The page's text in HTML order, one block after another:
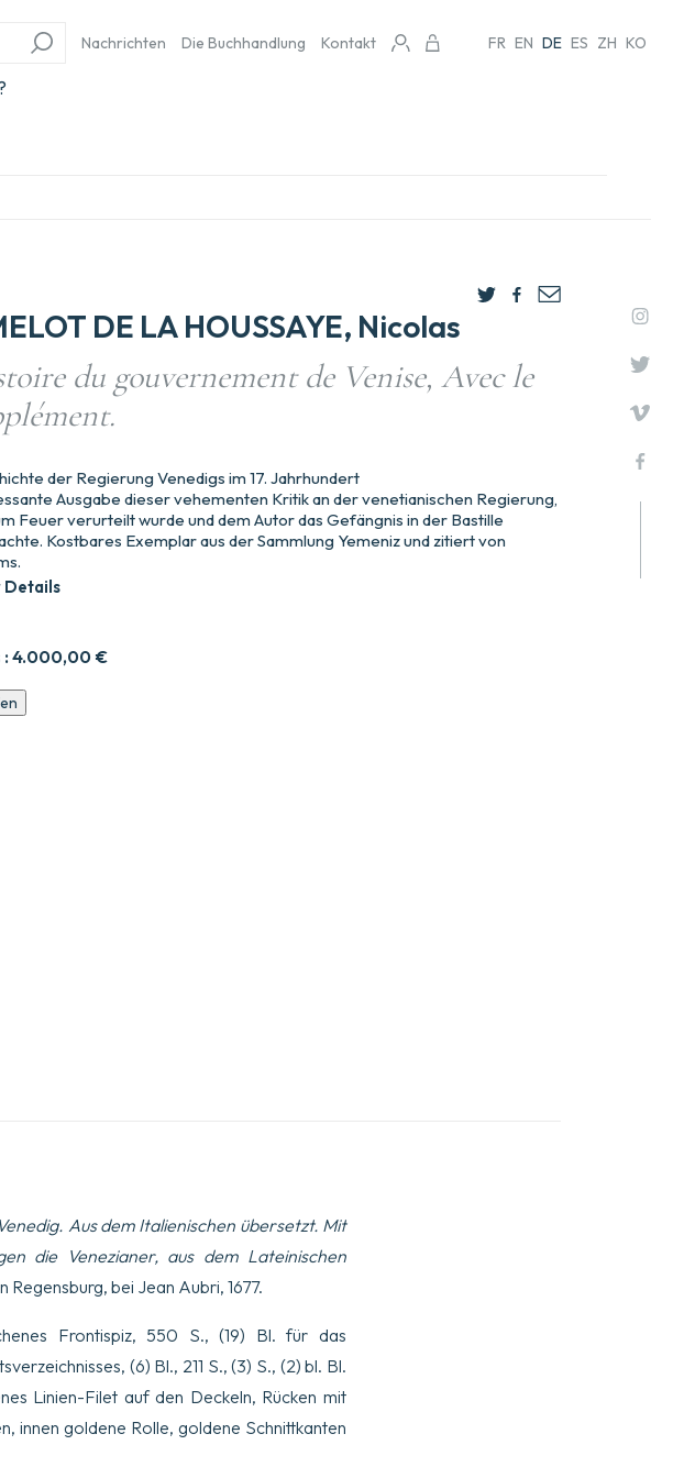
Nachrichten Die Buchhandlung Kontakt FR EN DE ES ZH KO
DE LA HOUSSAYE, Nicolas
du gouvernement de Venise, Avec le
:4.000,00 €
der Regierung Venedigs im 17. Jahrhundert
Ausgabe dieser vehementen Kritik an der venetianischen Regierung,
Feuer verurteilt wurde und dem Autor das Gefängnis in der Bastille
Kostbares Exemplar aus der Sammlung Yemeniz und zitiert von
Details
Aus dem Italienischen übersetzt. Mit
die Venezianer, aus dem Lateinischen
Regensburg, bei Jean Aubri, 1677.
Frontispiz, 550 S., (19) Bl. für das
(6) Bl., 211 S., (3) S., (2) bl. Bl.
Linien-Filet auf den Deckeln, Rücken mit
innen goldene Rolle, goldene Schnittkanten